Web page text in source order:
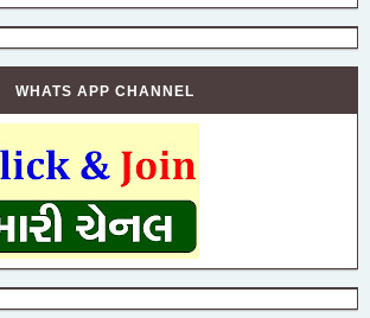
WHATS APP CHANNEL